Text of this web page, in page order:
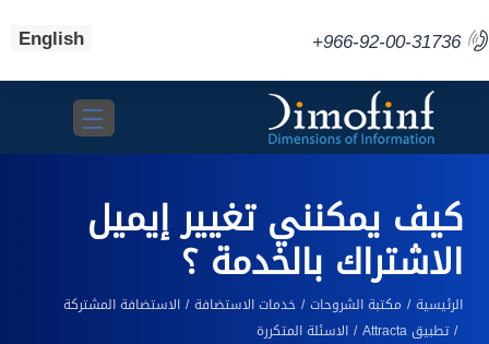
+966-92-00-31736
English
Toggle navigation
كيف يمكنني تغيير إيميل
الاشتراك بالخدمة ؟
الرئيسية مكتبة الشروحات خدمات الاستضافة الاستضافة المشتركة
تطبيق Attracta
الاسئلة المتكررة